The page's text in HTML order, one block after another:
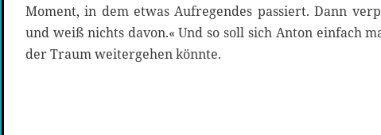
Moment, in dem etwas Aufregendes passiert. Dann
und weiß nichts davon.« Und so soll sich Anton einfach
der Traum weitergehen könnte.